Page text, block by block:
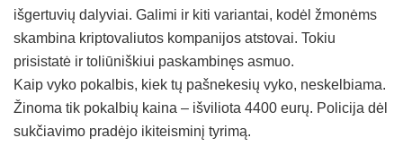
išgertuvių dalyviai. Galimi ir kiti variantai, kodėl žmonėms
skambina kriptovaliutos kompanijos atstovai. Tokiu
prisistatė ir toliūniškiui paskambinęs asmuo.
Kaip vyko pokalbis, kiek tų pašnekesių vyko, neskelbiama.
Žinoma tik pokalbių kaina – išviliota 4400 eurų. Policija dėl
sukčiavimo pradėjo ikiteisminį tyrimą.